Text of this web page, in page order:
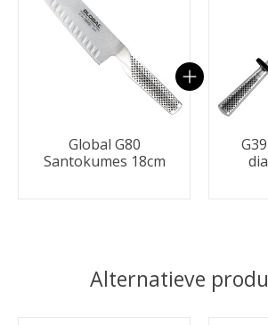
Global G80
Santokumes 18cm
Alternatieve